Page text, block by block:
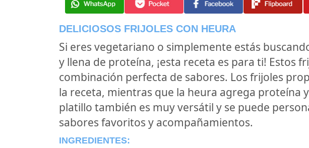
DELICIOSOS FRIJOLES CON HEURA
Si eres vegetariano o simplemente estás
y llena de proteína, ¡esta receta es para ti! Estos
combinación perfecta de sabores. Los frijoles
la receta, mientras que la heura agrega proteína
platillo también es muy versátil y se puede
sabores favoritos y acompañamientos.
INGREDIENTES: